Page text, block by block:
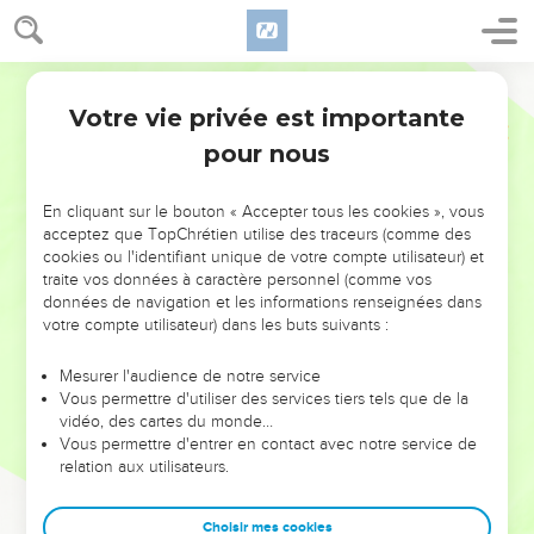
NE MANQUEZ PAS L’ÉVÉNEMENT
DE L’ANNÉE !
ET SI LEURS ERREURS POUVAIENT VOUS ÉVITER LES
VOTRES ?
leur foi ou leur vision. Mais on voit moins les doutes, les erreurs
et les saisons difficiles qu'ils ont traversés, alors même que ce
sont elles qui les ont façonnés.
Dans cette conférence, leaders, entrepreneurs, et responsables
clés pour avancer avec plus de sagesse afin que leurs erreurs
Votre vie privée est importante
pour nous
En cliquant sur le bouton « Accepter tous les cookies », vous
acceptez que TopChrétien utilise des traceurs (comme des
cookies ou l'identifiant unique de votre compte utilisateur) et
traite vos données à caractère personnel (comme vos
données de navigation et les informations renseignées dans
votre compte utilisateur) dans les buts suivants :
Mesurer l'audience de notre service
Vous permettre d'utiliser des services tiers tels que de la
vidéo, des cartes du monde…
Vous permettre d'entrer en contact avec notre service de
relation aux utilisateurs.
Choisir mes cookies